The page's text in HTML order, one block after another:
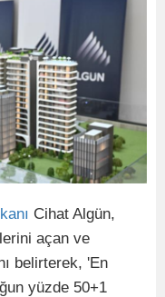
Cihat Algün,
açan ve
belirterek, 'En
yüzde 50+1